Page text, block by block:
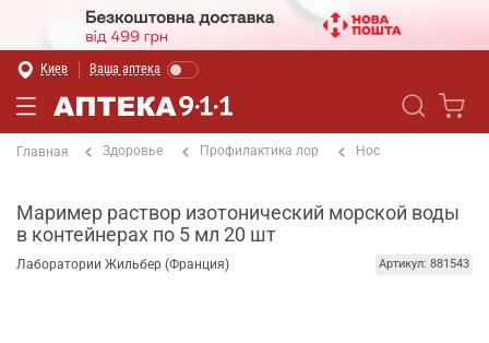
Киев Ваша аптека
Главная Здоровье Профилактика лор Нос
Маример раствор изотонический морской воды
в контейнерах по 5 мл 20 шт
Лаборатории Жильбер (Франция) Артикул: 881543